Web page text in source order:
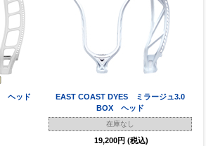
ヘッド
EAST COAST DYES ミラージュ3.0
BOX ヘッド
在庫なし
19,200円 (税込)